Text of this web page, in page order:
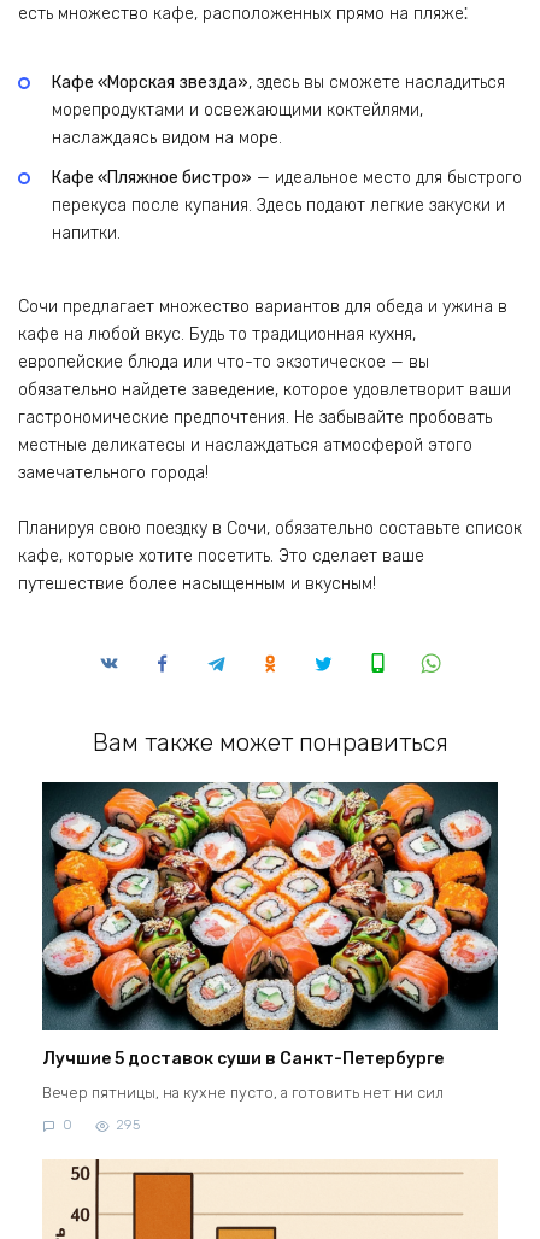
есть множество кафе, расположенных прямо на пляже⁚
Кафе «Морская звезда», здесь вы сможете насладиться
морепродуктами и освежающими коктейлями,
наслаждаясь видом на море.
Кафе «Пляжное бистро» — идеальное место для быстрого
перекуса после купания. Здесь подают легкие закуски и
напитки.
Сочи предлагает множество вариантов для обеда и ужина в
кафе на любой вкус. Будь то традиционная кухня,
европейские блюда или что-то экзотическое — вы
обязательно найдете заведение, которое удовлетворит ваши
гастрономические предпочтения. Не забывайте пробовать
местные деликатесы и наслаждаться атмосферой этого
замечательного города!
Планируя свою поездку в Сочи, обязательно составьте список
кафе, которые хотите посетить. Это сделает ваше
путешествие более насыщенным и вкусным!
Вам также может понравиться
Лучшие 5 доставок суши в Санкт-Петербурге
Вечер пятницы, на кухне пусто, а готовить нет ни сил
0 295